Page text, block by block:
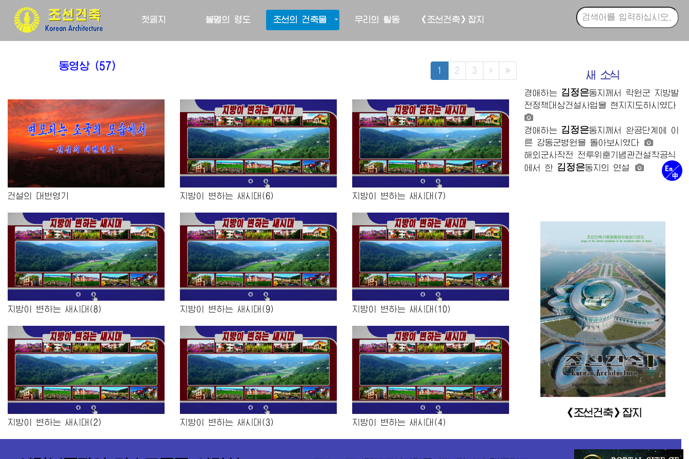
첫페지 불멸의 령도 조선의 건축물 우리의 활동 《조선건축》잡지
동영상 (57) 1 2 3
건설의 대번영기 지방이 변하는 새시대(6) 지방이 변하는 새시대(7)
지방이 변하는 새시대(8) 지방이 변하는 새시대(9) 지방이 변하는 새시대(10)
지방이 변하는 새시대(2) 지방이 변하는 새시대(3) 지방이 변하는 새시대(4)
새 소식
경애하는 김정은동지께서
락원군 지방발
전정책대상건설사업을 현지지도하시였다
경애하는 김정은동지께서
완공단계에 이
른 강동군병원을 돌아보시였다
해외군사작전 전투위훈기념관건설착공식
에서 한 김정은동지의 연설
《조선건축》잡지